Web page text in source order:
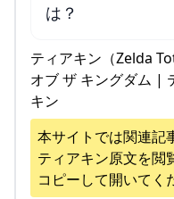
は？
ティアキン（Zelda
オブ ザ キングダム |
キン
本サイトでは関連記
ティアキン原文を閲
コピーして開いてく